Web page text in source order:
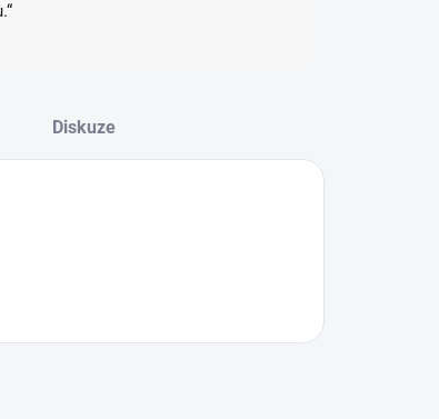
Diskuze